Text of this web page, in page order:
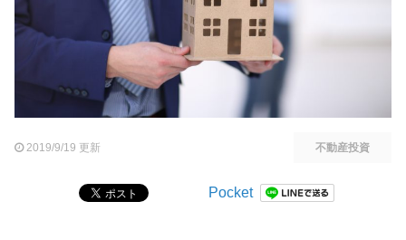
2019/9/19 更新 不動産投資
Pocket